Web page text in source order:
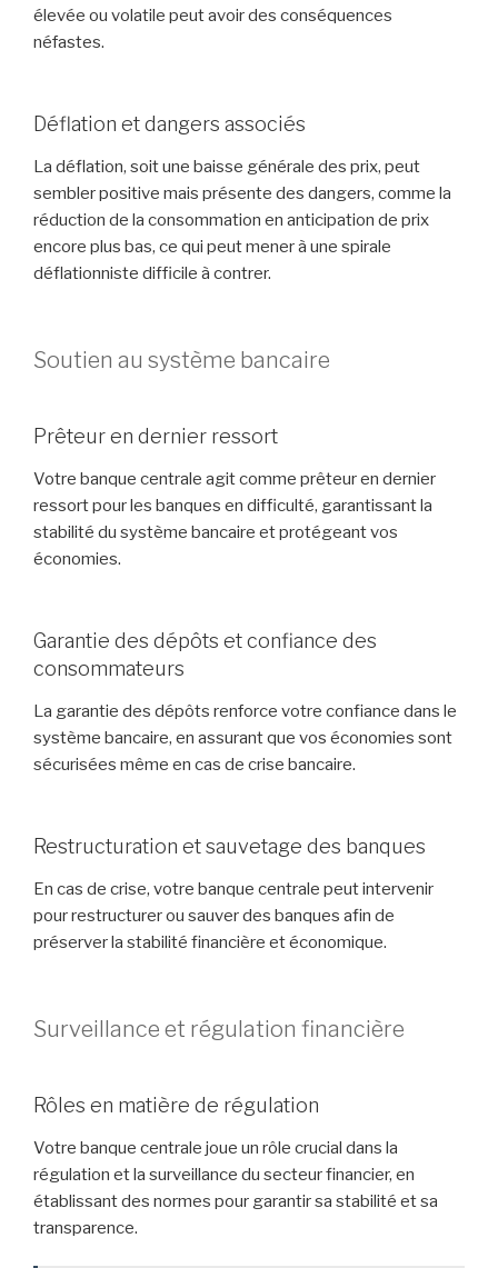
élevée ou volatile peut avoir des conséquences
néfastes.
Déflation et dangers associés
La déflation, soit une baisse générale des prix, peut
sembler positive mais présente des dangers, comme la
réduction de la consommation en anticipation de prix
encore plus bas, ce qui peut mener à une spirale
déflationniste difficile à contrer.
Soutien au système bancaire
Prêteur en dernier ressort
Votre banque centrale agit comme prêteur en dernier
ressort pour les banques en difficulté, garantissant la
stabilité du système bancaire et protégeant vos
économies.
Garantie des dépôts et confiance des
consommateurs
La garantie des dépôts renforce votre confiance dans le
système bancaire, en assurant que vos économies sont
sécurisées même en cas de crise bancaire.
Restructuration et sauvetage des banques
En cas de crise, votre banque centrale peut intervenir
pour restructurer ou sauver des banques afin de
préserver la stabilité financière et économique.
Surveillance et régulation financière
Rôles en matière de régulation
Votre banque centrale joue un rôle crucial dans la
régulation et la surveillance du secteur financier, en
établissant des normes pour garantir sa stabilité et sa
transparence.